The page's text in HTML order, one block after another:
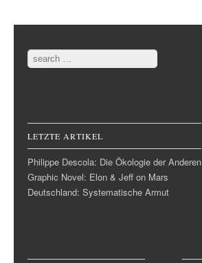
Post navigation
Search
LETZTE ARTIKEL
Philippe Descola: Die Ökologie der Anderen
Graphic Novel: Elon & Jeff on Mars
Deutschland: Systematische Armut